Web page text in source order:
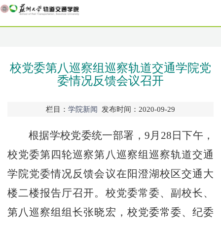
校党委第八巡察组巡察轨道交通学院党
委情况反馈会议召开
栏目： 学院新闻 发布时间：2020-09-29
根据学校党委统一部署， 9月 28 日下午，
校党委第四轮巡察第八巡察组巡察轨道交通
学院党委情况反馈会议在阳澄湖校区交通大
楼二楼报告厅召开。校党委常委、副校长、
第八巡察组组长张晓宏，校党委常委、纪委